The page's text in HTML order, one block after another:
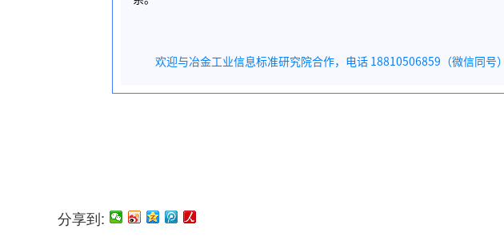
欢迎与冶金工业信息标准研究院合作，电话 18810506859（微信同号）
分享到: